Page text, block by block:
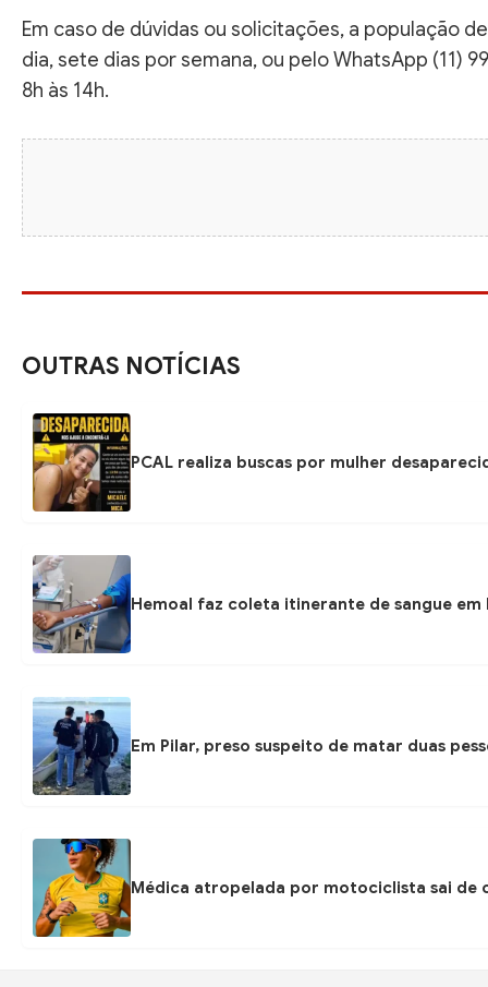
Em caso de dúvidas ou solicitações, a população
dia, sete dias por semana, ou pelo WhatsApp (11)
8h às 14h.
OUTRAS NOTÍCIAS
PCAL realiza buscas por mulher
Hemoal faz coleta itinerante de sangue em
Em Pilar, preso suspeito de matar duas
Médica atropelada por motociclista sai de